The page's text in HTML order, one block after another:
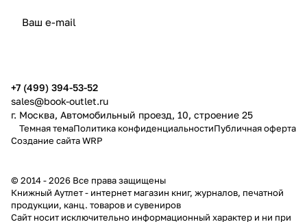
+7 (499) 394-53-52
sales@book-outlet.ru
г. Москва, Автомобильный проезд, 10, строение 25
Темная темаПолитика конфиденциальностиПубличная оферта
Создание сайтаWRP
© 2014 - 2026 Все права защищены
Книжный Аутлет - интернет магазин книг, журналов, печатной
продукции, канц. товаров и сувениров
Cайт носит исключительно информационный характер и ни при